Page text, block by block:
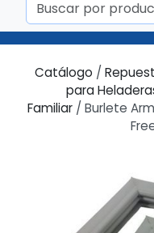
Catálogo /
para
Familiar/ Burlete